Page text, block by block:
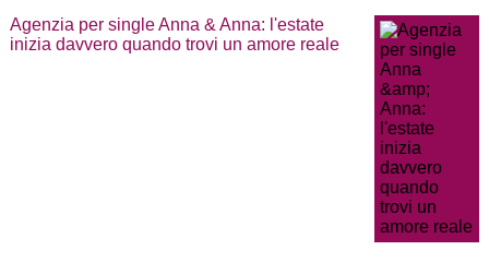
Agenzia per single Anna & Anna: l'estate
inizia davvero quando trovi un amore reale